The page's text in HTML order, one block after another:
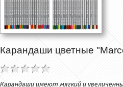
Карандаши цветные
Карандаши имеют мягкий и